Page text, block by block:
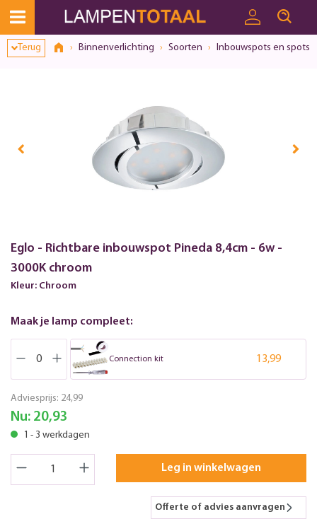
Terug Binnenverlichting Soorten Inbouwspots en spots
Eglo - Richtbare inbouwspot Pineda 8,4cm - 6w -
3000K chroom
Kleur: Chroom
Maak je lamp compleet:
Connection kit 13,99
Adviesprijs: 24,99
Nu: 20,93
1 - 3 werkdagen
Leg in winkelwagen
Offerte of advies aanvragen